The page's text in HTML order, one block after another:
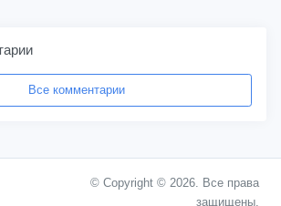
Все комментарии
© Copyright © 2026. Все права
защищены.